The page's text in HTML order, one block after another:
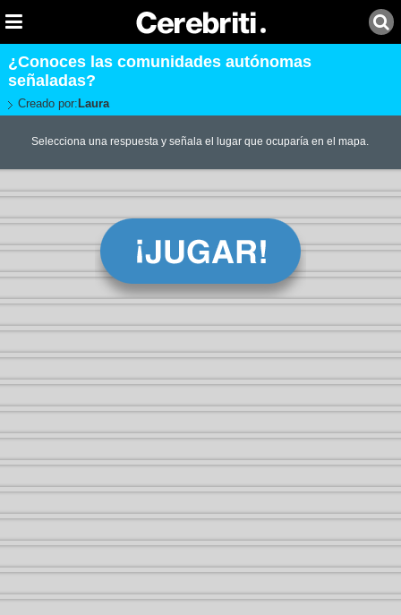
¿Conoces las comunidades autónomas
señaladas?
Creado por: Laura
Selecciona una respuesta y señala el lugar que ocuparía en el mapa.